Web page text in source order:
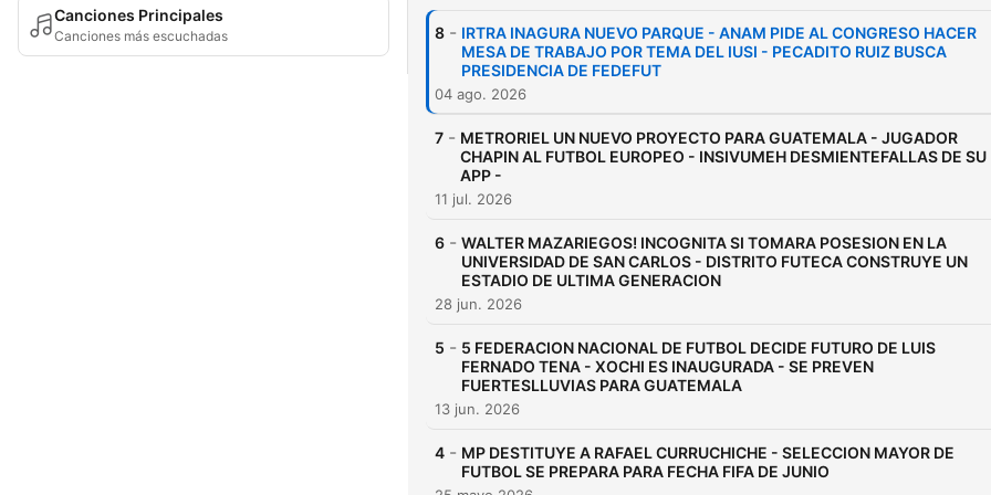
Canciones Principales
Canciones más escuchadas
sociales, seguridad pública
cambios económicos, el
diseñada para audiencias
habla hispana que buscan
8 - IRTRA INAGURA NUEVO PARQUE - ANAM PIDE AL CONGRESO HACER
MESA DE TRABAJO POR TEMA DEL IUSI - PECADITO RUIZ BUSCA
PRESIDENCIA DE FEDEFUT
04 ago. 2026
7 - METRORIEL UN NUEVO PROYECTO PARA GUATEMALA - JUGADOR
CHAPIN AL FUTBOL EUROPEO - INSIVUMEH DESMIENTEFALLAS DE SU
APP -
11 jul. 2026
6 - WALTER MAZARIEGOS! INCOGNITA SI TOMARA POSESION EN LA
UNIVERSIDAD DE SAN CARLOS - DISTRITO FUTECA CONSTRUYE UN
ESTADIO DE ULTIMA GENERACION
28 jun. 2026
5 - 5 FEDERACION NACIONAL DE FUTBOL DECIDE FUTURO DE LUIS
FERNADO TENA - XOCHI ES INAUGURADA - SE PREVEN
FUERTESLLUVIAS PARA GUATEMALA
13 jun. 2026
4 - MP DESTITUYE A RAFAEL CURRUCHICHE - SELECCION MAYOR DE
FUTBOL SE PREPARA PARA FECHA FIFA DE JUNIO